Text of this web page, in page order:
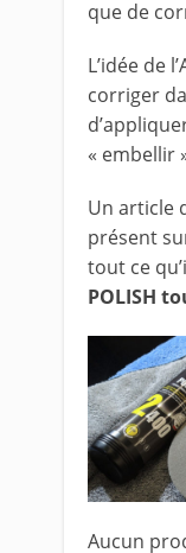
que de
L’idée de
corriger
« embellir
Un article
présent
tout ce
POLISH
Aucun